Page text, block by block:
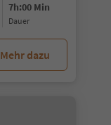
7h:00 Min
Dauer
Mehr dazu